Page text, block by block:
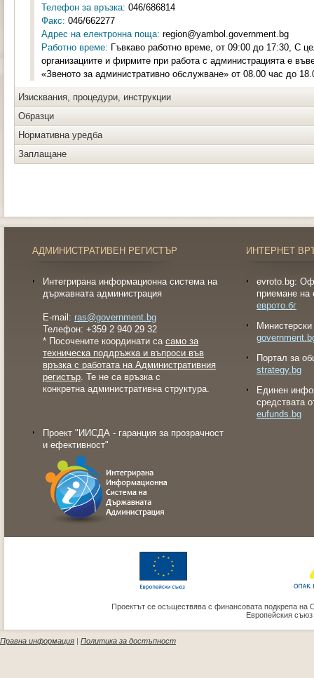
Телефон за връзка: 046/686814
Факс: 046/662277
Адрес на електронна поща: region@yambol.government.bg
Работно време: Гъвкаво работно време, от 09:00 до 17:30, С
организациите и фирмите при работа с администрацията е
«Звеното за административно обслужване» от 08.00 час до
Изисквания, процедури, инструкции
Образци
Нормативна уредба
Заплащане
АДМИНИСТРАТИВЕН РЕГИСТЪР
Интегрирана информационна система на
държавната администрация
E-mail: ras@government.bg
Телефон: +359 2 940 29 32
* Посочените координати са само за
техническа поддръжка и въпроси във
връзка с работата на Административния
регистър. Те не са връзка с
конкретна административна структура.
Проект "ИИСДА - гаранция за прозрачност
и ефективност"
ИНТЕРНЕТ
evroto.bg:
приемане на
еврото.бг
Портал за
strategy.bg
Eдинен
средствата
eufunds.bg
Проектът се осъществява с финансовата подкрепа на
Европейския
Правна информация | Политика за достъпност